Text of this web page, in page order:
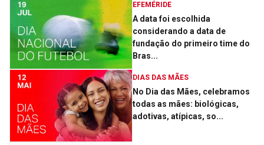
EFEMÉRIDE
A data foi escolhida
considerando a data de
fundação do primeiro time do
Bras...
DIAS DAS MÃES
No Dia das Mães, celebramos
todas as mães: biológicas,
adotivas, atípicas, so...